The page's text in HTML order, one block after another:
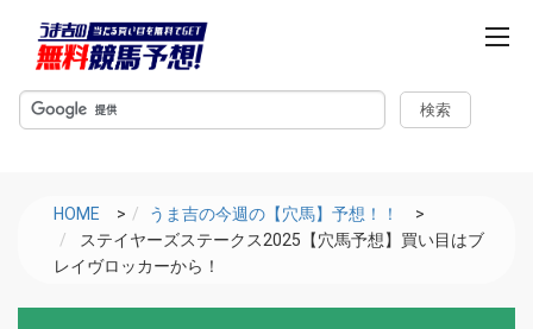
m
e
HOME > うま吉の今週の【穴馬】予想！！
>
ステイヤーズステークス2025【穴馬予想】買い目はブ
レイヴロッカーから！